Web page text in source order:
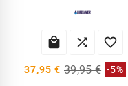
  
37,95 € 39,95 € -5%